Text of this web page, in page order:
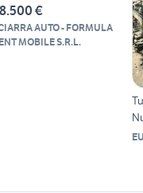
€
AUTO - FORMULA
MOBILE S.R.L.